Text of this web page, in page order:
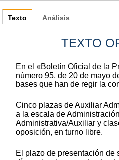
Texto
TEXTO
En el «Boletín Oficial de la
número 95, de 20 de mayo
bases que han de regir la
Cinco plazas de Auxiliar
a la escala de
Administrativa/Auxiliar y
oposición, en turno libre.
El plazo de presentación de
Análisis